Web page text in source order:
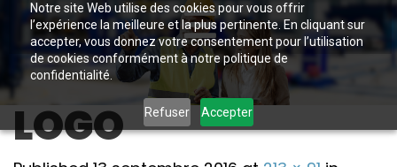
Notre site Web utilise des cookies pour vous offrir
l’expérience la meilleure et la plus pertinente. En cliquant sur
accepter, vous donnez votre consentement pour l’utilisation
de cookies conformément à notre politique de
confidentialité.
Refuser Accepter
LOGO